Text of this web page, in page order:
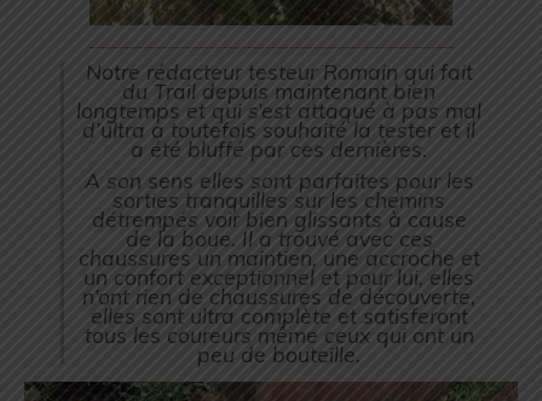
Notre rédacteur testeur Romain qui fait
du Trail depuis maintenant bien
longtemps et qui s’est attaqué à pas mal
d’ultra a toutefois souhaité la tester et il
a été bluffé par ces dernières.
A son sens elles sont parfaites pour les
sorties tranquilles sur les chemins
détrempés voir bien glissants à cause
de la boue. Il a trouvé avec ces
chaussures un maintien, une accroche et
un confort exceptionnel et pour lui, elles
n’ont rien de chaussures de découverte,
elles sont ultra complète et satisferont
tous les coureurs même ceux qui ont un
peu de bouteille.